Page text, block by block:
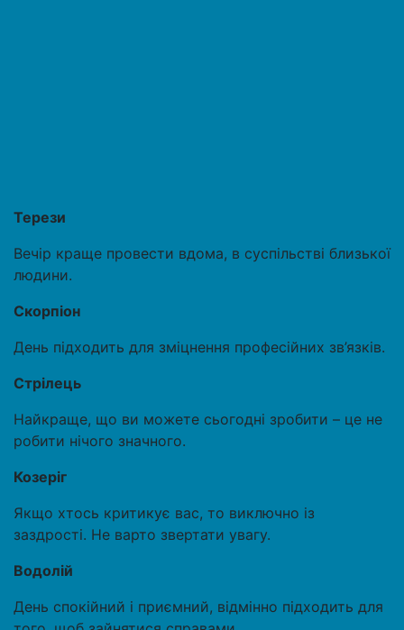
Терези
Вечір краще провести вдома, в суспільстві близької
людини.
Скорпіон
День підходить для зміцнення професійних зв’язків.
Стрілець
Найкраще, що ви можете сьогодні зробити – це не
робити нічого значного.
Козеріг
Якщо хтось критикує вас, то виключно із
заздрості. Не варто звертати увагу.
Водолій
День спокійний і приємний, відмінно підходить для